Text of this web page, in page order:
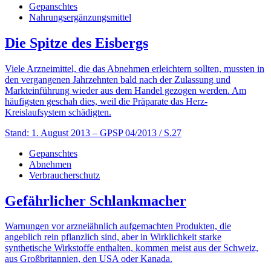
Gepanschtes
Nahrungsergänzungsmittel
Die Spitze des Eisbergs
Viele Arzneimittel, die das Abnehmen erleichtern sollten, mussten in
den vergangenen Jahrzehnten bald nach der Zulassung und
Markteinführung wieder aus dem Handel gezogen werden. Am
häufigsten geschah dies, weil die Präparate das Herz-
Kreislaufsystem schädigten.
Stand: 1. August 2013 – GPSP 04/2013 / S.27
Gepanschtes
Abnehmen
Verbraucherschutz
Gefährlicher Schlankmacher
Warnungen vor arzneiähnlich aufgemachten Produkten, die
angeblich rein pflanzlich sind, aber in Wirklichkeit starke
synthetische Wirkstoffe enthalten, kommen meist aus der Schweiz,
aus Großbritannien, den USA oder Kanada.